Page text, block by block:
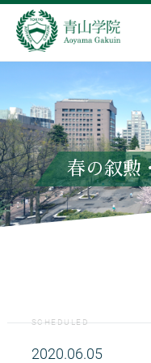
春の叙勲
SCHEDULED
2020.06.05